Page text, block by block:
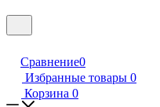
Сравнение0
Избранные товары 0
Корзина 0